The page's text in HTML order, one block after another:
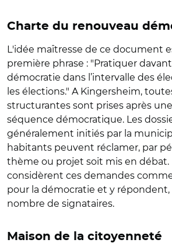
Charte du renouveau
L'idée maîtresse de ce document
première phrase : "Pratiquer
démocratie dans l’intervalle des
les élections." A Kingersheim,
structurantes sont prises après
séquence démocratique. Les
généralement initiés par la
habitants peuvent réclamer, par
thème ou projet soit mis en débat.
considèrent ces demandes
pour la démocratie et y
nombre de signataires.
Maison de la citoyenneté